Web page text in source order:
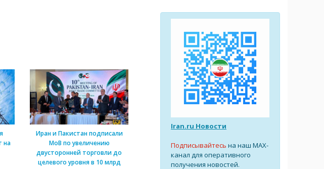
на
Иран и Пакистан подписали
МоВ по увеличению
двусторонней торговли до
целевого уровня в 10 млрд
Iran.ru Новости
Подписывайтесь на наш MAX-
канал для оперативного
получения новостей.